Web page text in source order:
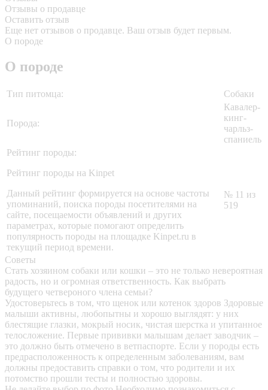
Отзывы о продавце
Оставить отзыв
Еще нет отзывов о продавце. Ваш отзыв будет первым.
О породе
О породе
Тип питомца: Собаки
Порода:
Кавалер-
кинг-
чарльз-
спаниель
Рейтинг породы:
Рейтинг породы на Kinpet
Данный рейтинг формируется на основе частоты
упоминаний, поиска породы посетителями на
сайте, посещаемости объявлений и других
параметрах, которые помогают определить
популярность породы на площадке Kinpet.ru в
текущий период времени.
№ 11 из
519
Советы
Стать хозяином собаки или кошки – это не только невероятная
радость, но и огромная ответственность. Как выбрать
будущего четвероного члена семьи?
Удостоверьтесь в том, что щенок или котенок здоров Здоровые
малыши активны, любопытны и хорошо выглядят: у них
блестящие глазки, мокрый носик, чистая шерстка и упитанное
телосложение. Первые прививки малышам делает заводчик –
это должно быть отмечено в ветпаспорте. Если у породы есть
предрасположенность к определенным заболеваниям, вам
должны предоставить справки о том, что родители и их
потомство прошли тесты и полностью здоровы.